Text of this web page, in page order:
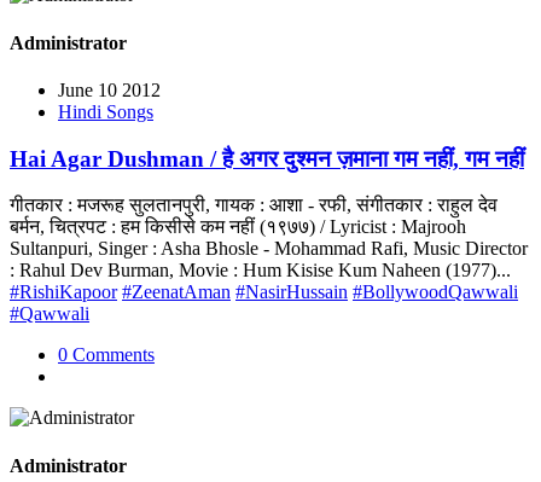
Administrator
June 10 2012
Hindi Songs
Hai Agar Dushman / है अगर दुश्मन ज़माना गम नहीं, गम नहीं
गीतकार : मजरूह सुलतानपुरी, गायक : आशा - रफी, संगीतकार : राहुल देव
बर्मन, चित्रपट : हम किसीसे कम नहीं (१९७७) / Lyricist : Majrooh
Sultanpuri, Singer : Asha Bhosle - Mohammad Rafi, Music Director
: Rahul Dev Burman, Movie : Hum Kisise Kum Naheen (1977)...
#RishiKapoor #ZeenatAman #NasirHussain #BollywoodQawwali
#Qawwali
0 Comments
Administrator